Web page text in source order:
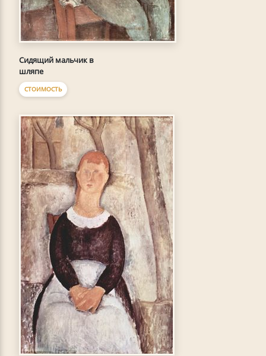
Сидящий мальчик в
шляпе
СТОИМОСТЬ